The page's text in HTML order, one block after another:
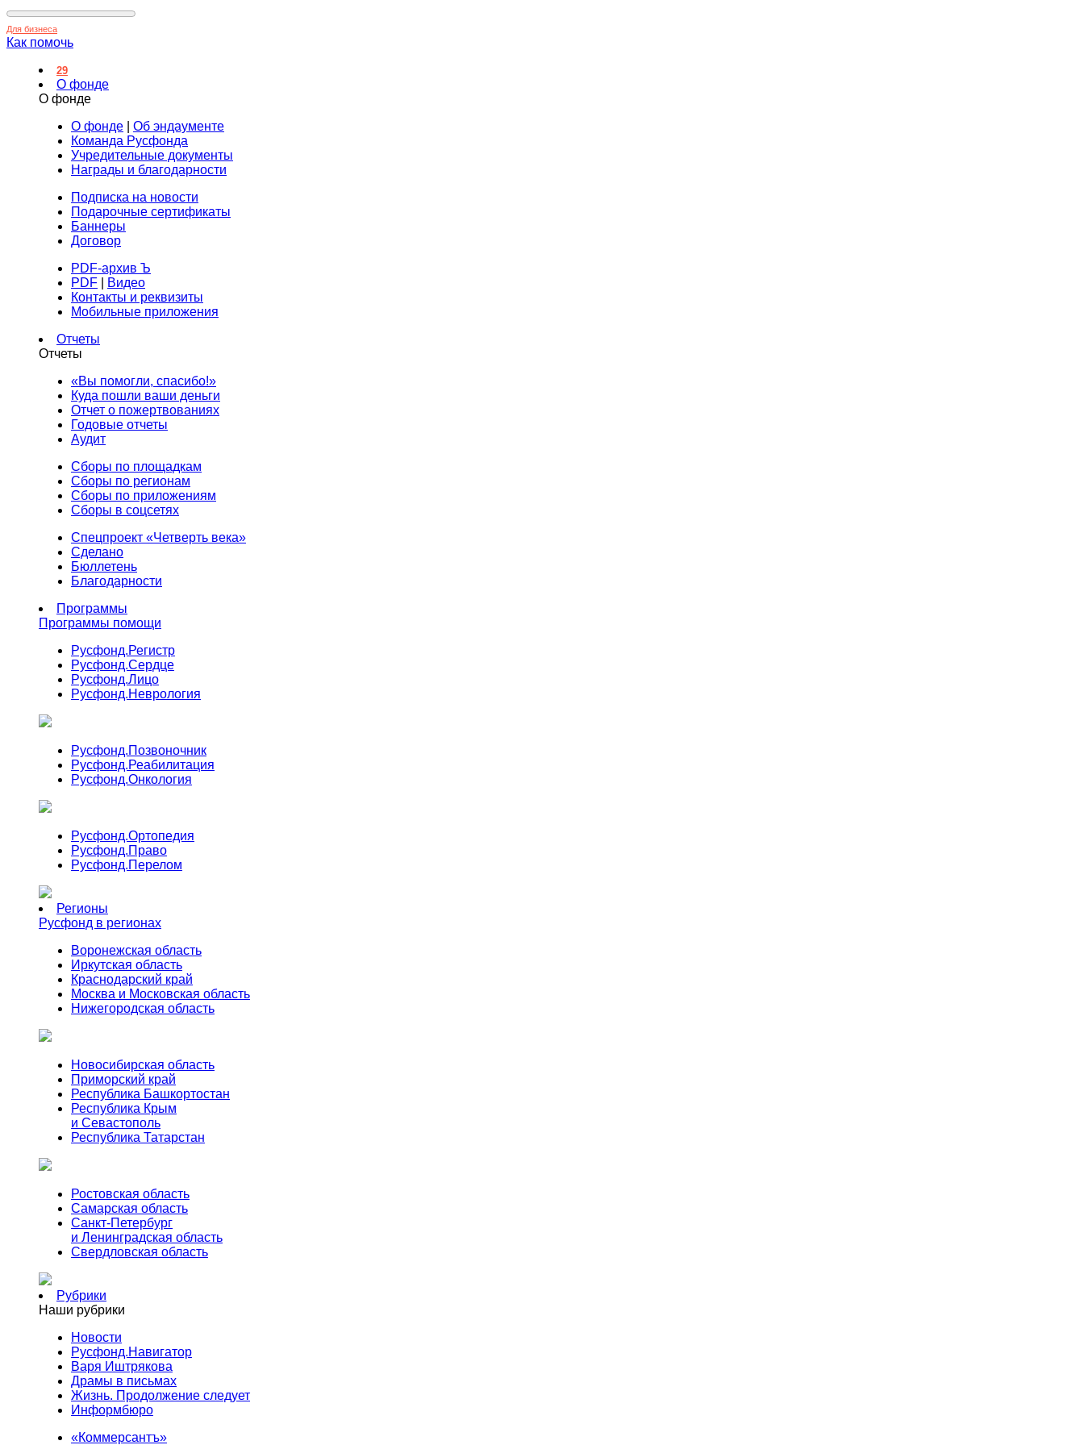
Для бизнеса
Как помочь
29
О фонде
О фонде
О фонде
Об эндаументе
Команда Русфонда
Учредительные документы
Награды и благодарности
Подписка на новости
Подарочные сертификаты
Баннеры
Договор
PDF-архив Ъ
PDF
Видео
Контакты и реквизиты
Мобильные приложения
Отчеты
Отчеты
«Вы помогли, спасибо!»
Куда пошли ваши деньги
Отчет о пожертвованиях
Годовые отчеты
Аудит
Сборы по площадкам
Сборы по регионам
Сборы по приложениям
Сборы в соцсетях
Спецпроект «Четверть века»
Сделано
Бюллетень
Благодарности
Программы
Программы помощи
Русфонд.Регистр
Русфонд.Сердце
Русфонд.Лицо
Русфонд.Неврология
Русфонд.Позвоночник
Русфонд.Реабилитация
Русфонд.Онкология
Русфонд.Ортопедия
Русфонд.Право
Русфонд.Перелом
Регионы
Русфонд в регионах
Воронежская область
Иркутская область
Краснодарский край
Москва и Московская область
Нижегородская область
Новосибирская область
Приморский край
Республика Башкортостан
Республика Крым
и Севастополь
Республика Татарстан
Ростовская область
Самарская область
Санкт-Петербург
и Ленинградская область
Свердловская область
Рубрики
Наши рубрики
Новости
Русфонд.Навигатор
Варя Иштрякова
Драмы в письмах
Жизнь. Продолжение следует
Информбюро
«Коммерсантъ»